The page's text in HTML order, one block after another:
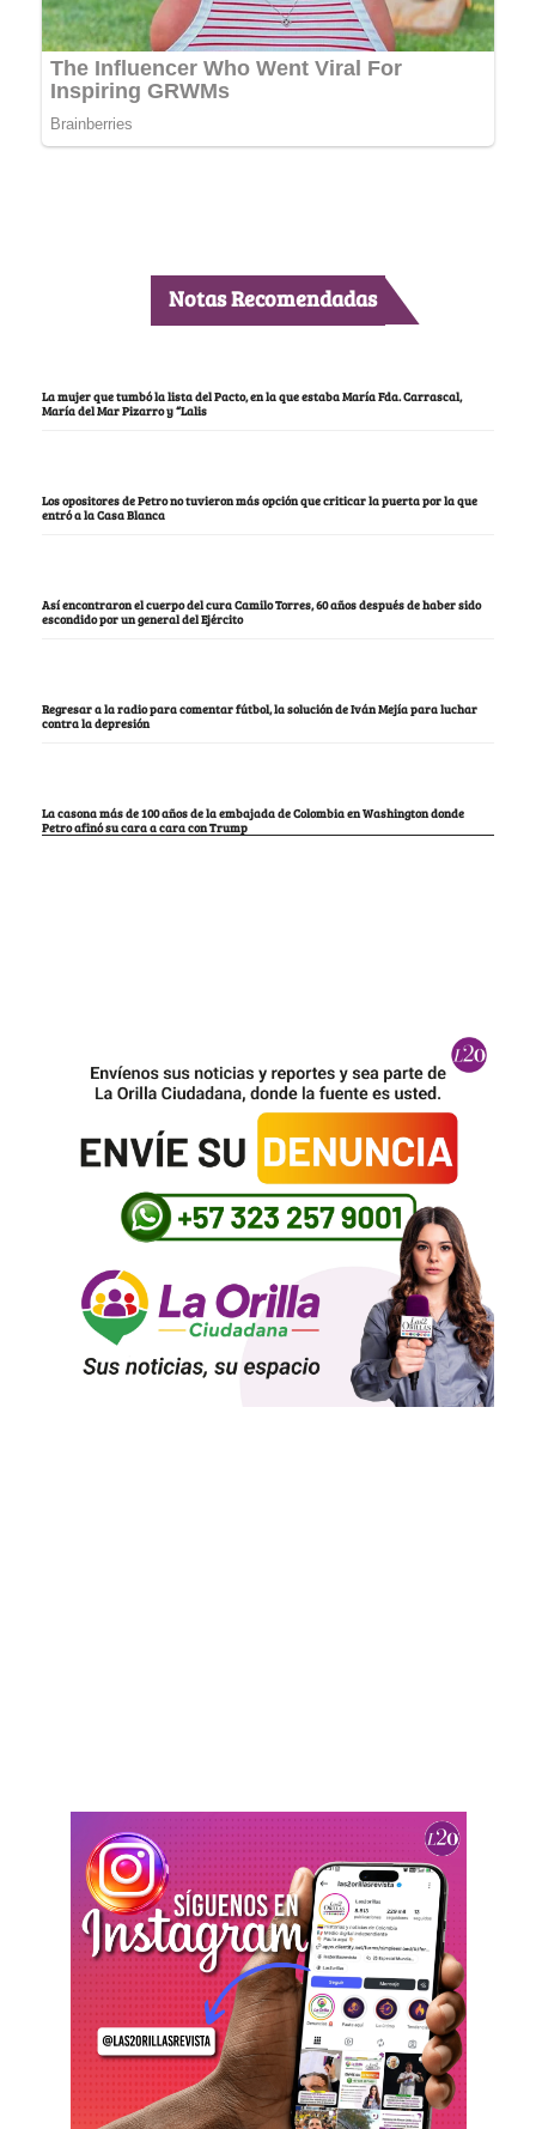
Notas Recomendadas
La mujer que tumbó la lista del Pacto, en la que estaba María Fda. Carrascal,
María del Mar Pizarro y “Lalis
Los opositores de Petro no tuvieron más opción que criticar la puerta por la que
entró a la Casa Blanca
Así encontraron el cuerpo del cura Camilo Torres, 60 años después de haber sido
escondido por un general del Ejército
Regresar a la radio para comentar fútbol, la solución de Iván Mejía para luchar
contra la depresión
La casona más de 100 años de la embajada de Colombia en Washington donde
Petro afinó su cara a cara con Trump